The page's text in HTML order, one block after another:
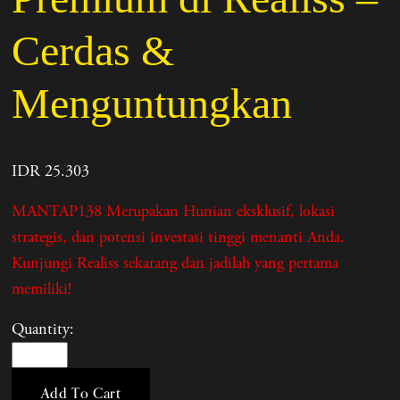
Cerdas &
Menguntungkan
IDR 25.303
MANTAP138 Merupakan Hunian eksklusif, lokasi
strategis, dan potensi investasi tinggi menanti Anda.
Kunjungi Realiss sekarang dan jadilah yang pertama
memiliki!
Quantity:
Add To Cart